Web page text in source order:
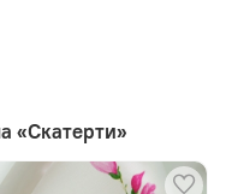
«Скатерти»